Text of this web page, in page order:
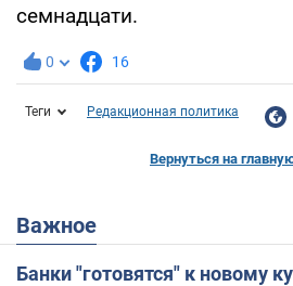
семнадцати.
0 16
Теги Редакционная политика
Вернуться на
Важное
Банки "готовятся" к новому